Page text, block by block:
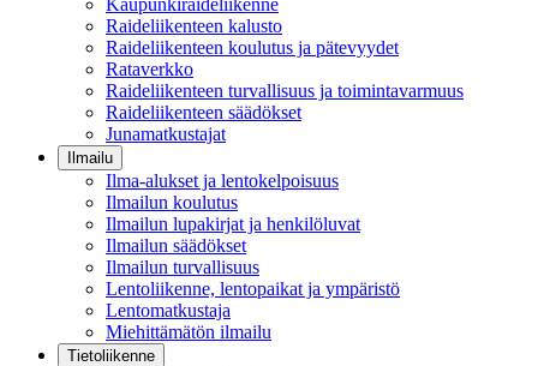
Kaupunkiraideliikenne
Raideliikenteen kalusto
Raideliikenteen koulutus ja pätevyydet
Rataverkko
Raideliikenteen turvallisuus ja toimintavarmuus
Raideliikenteen säädökset
Junamatkustajat
Ilmailu
Ilma-alukset ja lentokelpoisuus
Ilmailun koulutus
Ilmailun lupakirjat ja henkilöluvat
Ilmailun säädökset
Ilmailun turvallisuus
Lentoliikenne, lentopaikat ja ympäristö
Lentomatkustaja
Miehittämätön ilmailu
Tietoliikenne